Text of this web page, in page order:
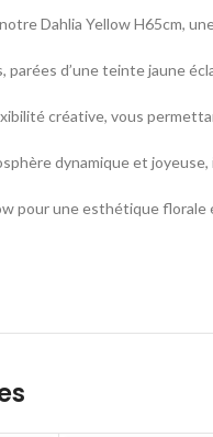
Dahlia Yellow H65cm,
parées d’une teinte jaune
créative, vous
dynamique et
pour une esthétique